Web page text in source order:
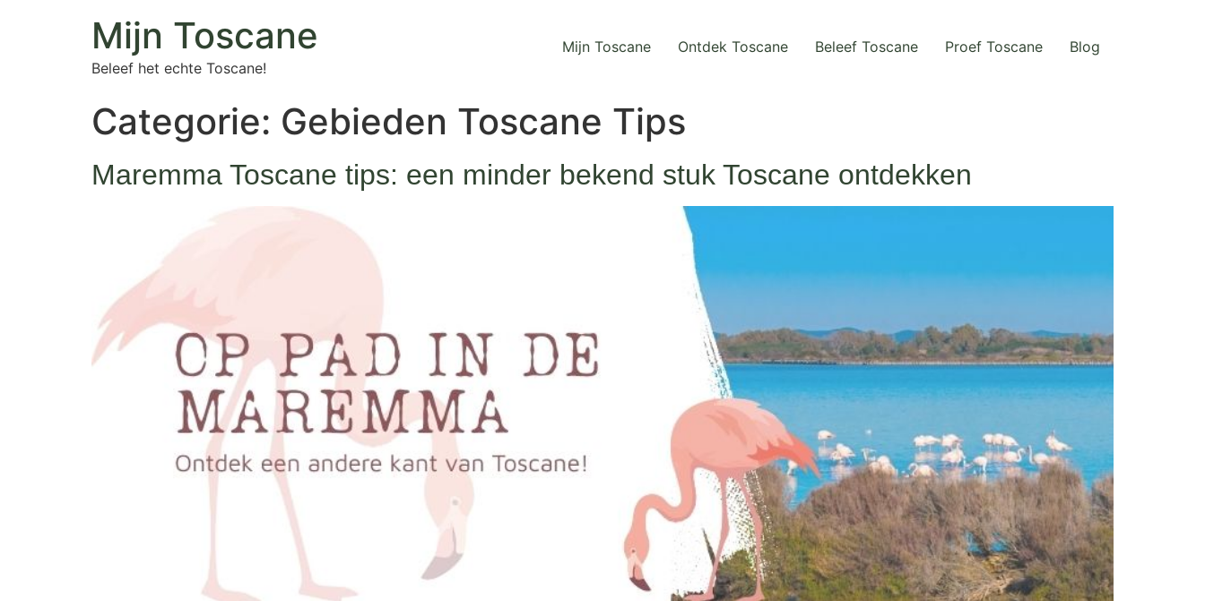
Mijn Toscane
Beleef het echte Toscane!
Mijn Toscane Ontdek Toscane Beleef Toscane Proef Toscane Blog
Categorie: Gebieden Toscane Tips
Maremma Toscane tips: een minder bekend stuk Toscane ontdekken